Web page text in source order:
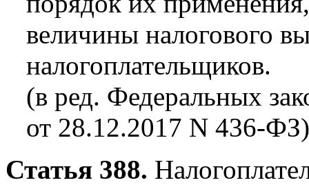
величины налогового
налогоплательщиков.
(в ред. Федеральных
от 28.12.2017 N 436-ФЗ)
Статья 388.